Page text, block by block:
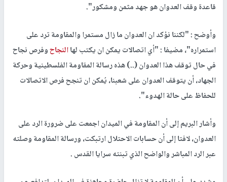
قاعدة وقف العدوان هو جهد مثمن ومشكور".
وأوضح : "لكننا نؤكد ان العدوان ما زال مستمرا والمقاومة ترد على
استمراره"، مضيفا : "أي اتصالات يمكن ان يكتب لهاالنجاحوفرص نجاح
في حال توقف هذا العدوان (..) هذه رسالة المقاومة الفلسطينية وحركة
الجهاد، أن يتوقف العدوان على شعبنا، يُمكن ان تنجح فرص الاتصالات
للحفاظ على حالة الهدوء".
وأشار البريم إلى أن المقاومة في الميدان اجمعت على ضرورة الرد على
العدوان، لافتا إلى أن حسابات الاحتلال ارتبكت، ورسالة المقاومة وصلته
عبر الرد المباشر والواضح الذي تبنته سرايا القدس .